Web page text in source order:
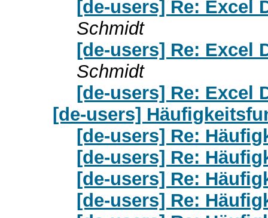
[de-users] Re: Excel
Schmidt
[de-users] Re: Excel
Schmidt
[de-users] Re: Excel
[de-users]
[de-users] Re:
[de-users] Re:
[de-users] Re:
[de-users] Re: